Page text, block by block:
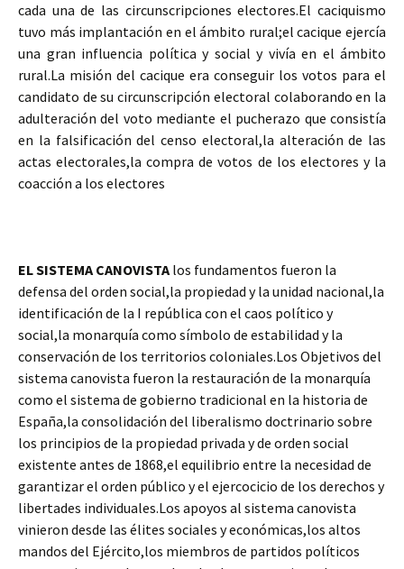
cada una de las circunscripciones electores.El caciquismo
tuvo más implantación en el ámbito rural;el cacique ejercía
una gran influencia política y social y vivía en el ámbito
rural.La misión del cacique era conseguir los votos para el
candidato de su circunscripción electoral colaborando en la
adulteración del voto mediante el pucherazo que consistía
en la falsificación del censo electoral,la alteración de las
actas electorales,la compra de votos de los electores y la
coacción a los electores
EL SISTEMA CANOVISTAlos fundamentos fueron la
defensa del orden social,la propiedad y la unidad nacional,la
identificación de la I república con el caos político y
social,la monarquía como símbolo de estabilidad y la
conservación de los territorios coloniales.Los Objetivos del
sistema canovista fueron la restauración de la monarquía
como el sistema de gobierno tradicional en la historia de
España,la consolidación del liberalismo doctrinario sobre
los principios de la propiedad privada y de orden social
existente antes de 1868,el equilibrio entre la necesidad de
garantizar el orden público y el ejercocicio de los derechos y
libertades individuales.Los apoyos al sistema canovista
vinieron desde las élites sociales y económicas,los altos
mandos del Ejército,los miembros de partidos políticos